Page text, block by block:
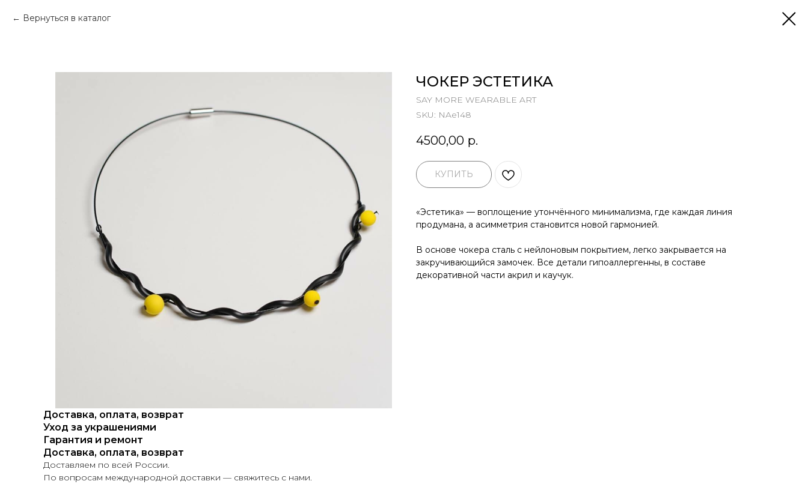
Вернуться в каталог
ЧОКЕР ЭСТЕТИКА
SAY MORE WEARABLE ART
SKU: NAe148
4500,00 р.
КУПИТЬ
«Эстетика» — воплощение утончённого минимализма, где каждая линия
продумана, а асимметрия становится новой гармонией.
В основе чокера сталь с нейлоновым покрытием, легко закрывается на
закручивающийся замочек. Все детали гипоаллергенны, в составе
декоративной части акрил и каучук.
Доставка, оплата, возврат
Уход за украшениями
Гарантия и ремонт
Доставка, оплата, возврат
Доставляем по всей России.
По вопросам международной доставки — свяжитесь с нами.